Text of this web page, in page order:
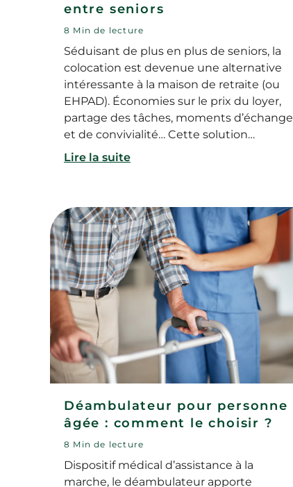
entre seniors
8 Min de lecture
Séduisant de plus en plus de seniors, la
colocation est devenue une alternative
intéressante à la maison de retraite (ou
EHPAD). Économies sur le prix du loyer,
partage des tâches, moments d’échange
et de convivialité… Cette solution
d’hébergement offre en effet de
exactement ? Pourquoi opter pour cette
solution d’habitat ? Comment créer une
colocation entre seniors et trouver un
logement pour un retraité ?
Lire la suite
Déambulateur pour personne
âgée : comment le choisir ?
8 Min de lecture
Dispositif médical d’assistance à la
marche, le déambulateur apporte